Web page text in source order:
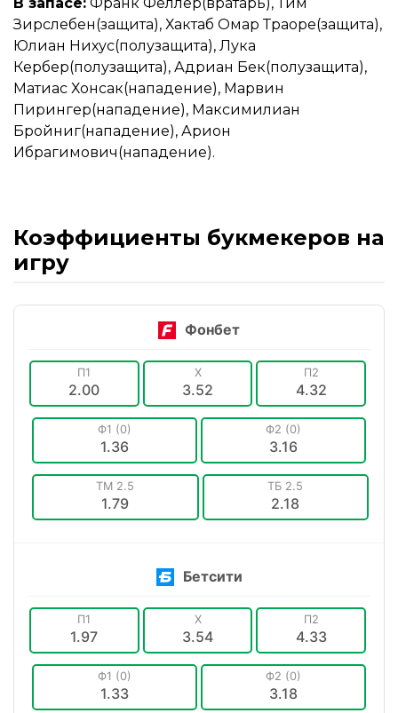
Зирслебен(защита), Хактаб Омар Траоре(защита),
Юлиан Нихус(полузащита), Лука
Кербер(полузащита), Адриан Бек(полузащита),
Матиас Хонсак(нападение), Марвин
Пирингер(нападение), Максимилиан
Бройниг(нападение), Арион
Ибрагимович(нападение).
Коэффициенты букмекеров на
игру
Фонбет
П1
2.00
X
3.52
П2
4.32
Ф1 (0)
1.36
Ф2 (0)
3.16
ТМ 2.5
1.79
ТБ 2.5
2.18
Бетсити
П1
1.97
X
3.54
П2
4.33
Ф1 (0)
1.33
Ф2 (0)
3.18